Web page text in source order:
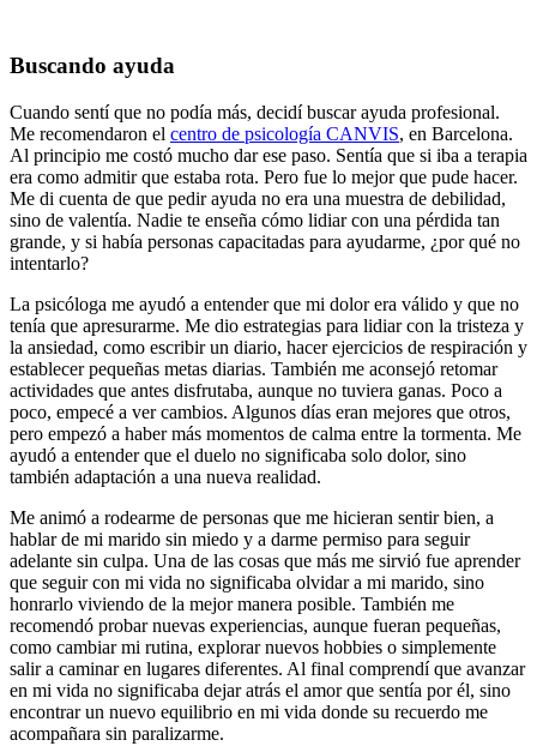
Buscando ayuda
Cuando sentí que no podía más, decidí buscar ayuda profesional.
Me recomendaron el centro de psicología CANVIS, en Barcelona.
Al principio me costó mucho dar ese paso. Sentía que si iba a terapia
era como admitir que estaba rota. Pero fue lo mejor que pude hacer.
Me di cuenta de que pedir ayuda no era una muestra de debilidad,
sino de valentía. Nadie te enseña cómo lidiar con una pérdida tan
grande, y si había personas capacitadas para ayudarme, ¿por qué no
intentarlo?
La psicóloga me ayudó a entender que mi dolor era válido y que no
tenía que apresurarme. Me dio estrategias para lidiar con la tristeza y
la ansiedad, como escribir un diario, hacer ejercicios de respiración y
establecer pequeñas metas diarias. También me aconsejó retomar
actividades que antes disfrutaba, aunque no tuviera ganas. Poco a
poco, empecé a ver cambios. Algunos días eran mejores que otros,
pero empezó a haber más momentos de calma entre la tormenta. Me
ayudó a entender que el duelo no significaba solo dolor, sino
también adaptación a una nueva realidad.
Me animó a rodearme de personas que me hicieran sentir bien, a
hablar de mi marido sin miedo y a darme permiso para seguir
adelante sin culpa. Una de las cosas que más me sirvió fue aprender
que seguir con mi vida no significaba olvidar a mi marido, sino
honrarlo viviendo de la mejor manera posible. También me
recomendó probar nuevas experiencias, aunque fueran pequeñas,
como cambiar mi rutina, explorar nuevos hobbies o simplemente
salir a caminar en lugares diferentes. Al final comprendí que avanzar
en mi vida no significaba dejar atrás el amor que sentía por él, sino
encontrar un nuevo equilibrio en mi vida donde su recuerdo me
acompañara sin paralizarme.